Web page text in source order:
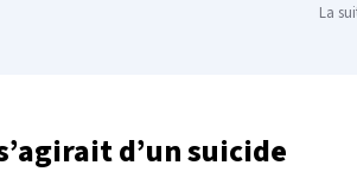
La
d’un suicide